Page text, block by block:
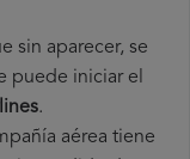
sin aparecer, se
puede iniciar el
.
aérea tiene